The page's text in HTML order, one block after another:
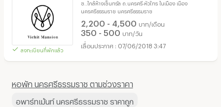
ลงทะเบียนที่พักแล้ว
ซ..ใกล้ห้างเซ็นทรัล ถ.นครศรี-หัวไทร ในเมือง เมือง
นครศรีธรรมราช นครศรีธรรมราช
2,200 - 4,500 บาท/เดือน
350 - 500 บาท/วัน
07/06/2018 3:47
หอพัก นครศรีธรรมราช ตามช่วงราคา
อพาร์ทเม้นท์ นครศรีธรรมราช ราคาถูก